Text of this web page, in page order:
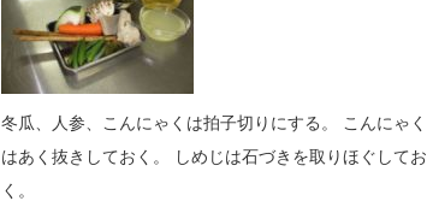
冬瓜、人参、こんにゃくは拍子切りにする。 こんにゃく
はあく抜きしておく。 しめじは石づきを取りほぐしてお
く。